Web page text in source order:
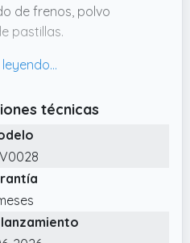
de frenos, polvo
pastillas.
con
después de la
grasa ni humedad
el frenado, por lo
y altamente
de mantenimiento
está diseñado
técnicas